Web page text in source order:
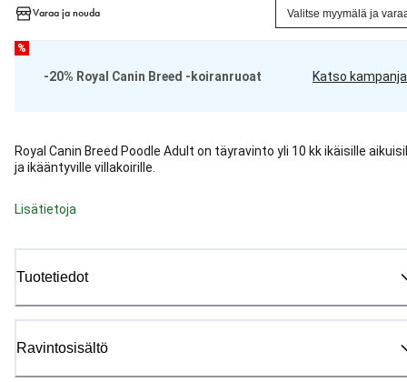
Varaa ja nouda Valitse myymälä ja
%
-20% Royal Canin Breed -koiranruoat Katso kampanja
Royal Canin Breed Poodle Adult on täyravinto yli 10 kk ikäisille
ja ikääntyville villakoirille.
Lisätietoja
Tuotetiedot
Ravintosisältö